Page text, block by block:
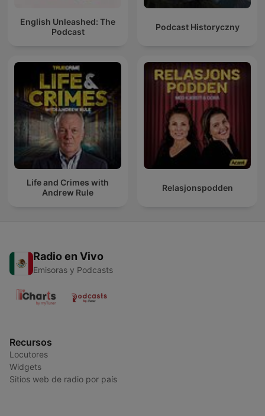
English Unleashed: The
Podcast
Podcast Historyczny
Life and Crimes with
Andrew Rule
Relasjonspodden
Radio en Vivo
Emisoras y Podcasts
Recursos
Locutores
Widgets
Sitios web de radio por país